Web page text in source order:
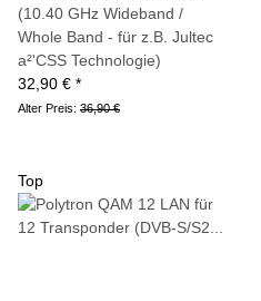
(10.40 GHz Wideband /
Whole Band - für z.B. Jultec
a²'CSS Technologie)
32,90 € *
Alter Preis: 36,90 €
Top